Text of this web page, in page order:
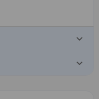
keyboard_arrow_down
keyboard_arrow_down